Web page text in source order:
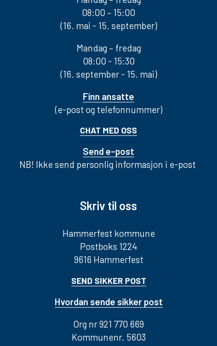
08:00 – 15:00
(16. mai - 15. september)
Mandag – fredag
08:00 - 15:30
(16. september - 15. mai)
Finn ansatte
(e-post og telefonnummer)
CHAT MED OSS
Send e-post
NB! Ikke send personlig informasjon i e-post
Skriv til oss
Hammerfest kommune
Postboks 1224
9616 Hammerfest
SEND SIKKER POST
Hvordan sende sikker post
Org nr 921 770 669
Kommunenr. 5603